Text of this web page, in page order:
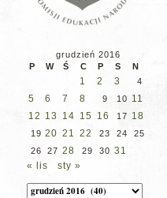
grudzień 2016
P
W Ś C P S N
1 2 3 4
5 6 7 8 9 10 11
12 13 14 15 16 17 18
19 20 21 22 23 24
25
26
27 28 29 30 31
« lis
sty »
Archiwum